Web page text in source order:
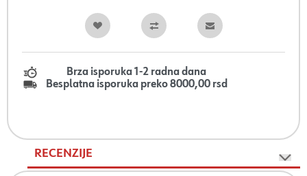
Brza isporuka 1-2 radna dana
Besplatna isporuka preko 8000,00 rsd
RECENZIJE